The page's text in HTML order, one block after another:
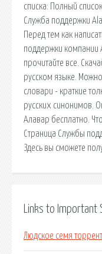
списка: Полный
Служба поддержки
Перед тем как
поддержки компании
прочитайте все.
русском языке.
словари - краткие
русских синонимов.
Алавар бесплатно.
Страница Службы
Здесь вы сможете
Links to Important
Людское семя торрент